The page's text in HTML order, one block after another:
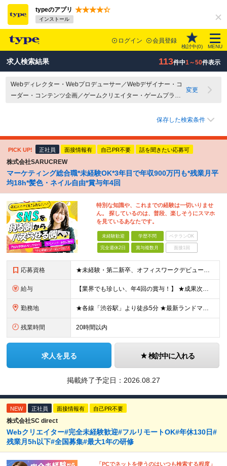
typeのアプリ
インストール
ログイン 会員登録
検討中(0) MENU
求人検索結果 113件中1～50件表示
Webディレクター・Webプロデューサー／Webデザイナー・コ
ーダー・コンテンツ企画／ゲームクリエイター・ゲームプラン
／映像・音響・イベント関連／その他クリエイティブ関連
変更
保存した検索条件
PICK UP! 正社員 面接情報有 自己PR不要 話を聞きたい応募可
株式会社SARUCREW
マーケティング総合職*未経験OK*3年目で年収900万円も*残業月平
均18h*髪色・ネイル自由*賞与年4回
特別な知識や、これまでの経験は一切いりませ
ん。 探しているのは、普段、楽しそうにスマホ
を見ているあなたです。
未経験歓迎 学歴不問 ベテランOK
完全週休2日 賞与複数月 面接1回
応募資格 ★未経験・第二新卒、オフィスワークデビュー大歓迎 ★平均年齢は28.6歳！ ★20代の若手メンバーが中心になって活躍している職場です！ ●学歴不問 ※35歳以下の方（若年層の長期キャリア形成） ★こ
給与 【業界でも珍しい、年4回の賞与！】 ★成果次第でスピード昇給可 →20代で年収700万〜900万超も！ ■未経験：月給26〜30万円＋賞与年4回（業績による）＋各種手当 ※経験・スキルを考慮して決定
勤務地 ★各線「渋谷駅」より徒歩5分 ★最新ランドマークオフィスです！ ★転勤はありません 【本社】 東京都渋谷区道玄坂2-25-12 道玄坂通 dogenzaka-dori 5階 ※(変更の範囲)上記を除
残業時間 20時間以内
求人を見る 検討中に入れる
掲載終了予定日： 2026.08.27
NEW 正社員 面接情報有 自己PR不要
株式会社SC direct
Webクリエイター#完全未経験歓迎#フルリモートOK#年休130日#
残業月5h以下#全国募集#最大1年の研修
「PCでネットを使うのはいつも検索する程度」